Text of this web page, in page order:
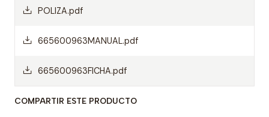
POLIZA.pdf
665600963MANUAL.pdf
665600963FICHA.pdf
COMPARTIR ESTE PRODUCTO